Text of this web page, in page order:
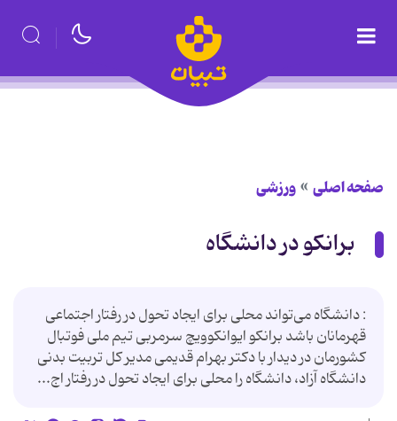
صفحه اصلی ورزشی
برانکو در دانشگاه
: دانشگاه می‌تواند محلی برای ایجاد تحول در رفتار اجتماعی
قهرمانان باشد برانكو ایوانكوویچ سرمربی تیم ملی فوتبال
كشورمان در دیدار با دكتر بهرام قدیمی مدیر كل تربیت بدنی
دانشگاه آزاد، دانشگاه را محلی برای ایجاد تحول در رفتار اج...